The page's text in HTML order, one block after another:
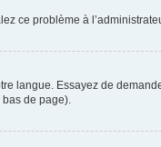
ce problème à
langue. Essayez de
de page).